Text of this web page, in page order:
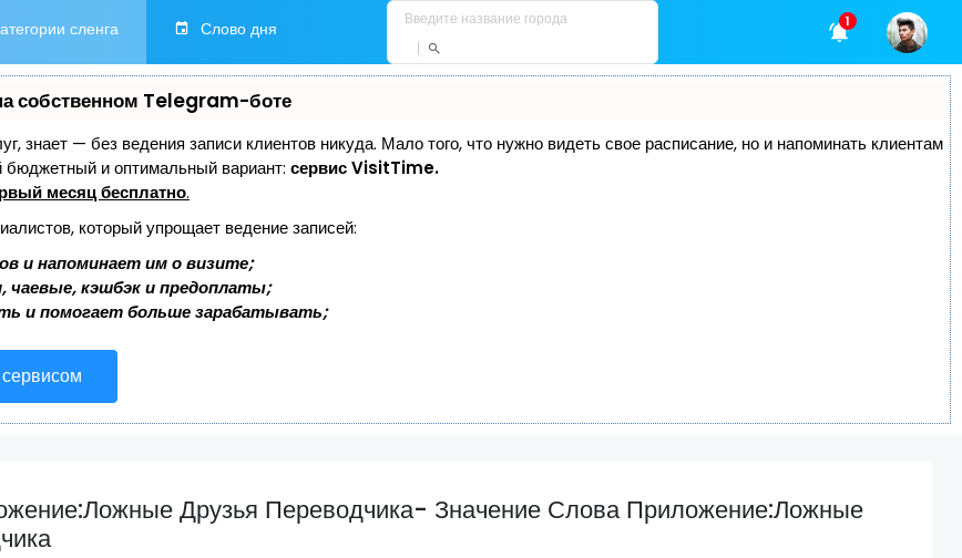
сленга Слово дня 1
собственном Telegram-боте
знает — без ведения записи клиентов никуда. Мало того, что нужно видеть свое расписание, но и напоминать клиентам
и оптимальный вариант: сервис VisitTime.
месяц бесплатно.
который упрощает ведение записей:
и напоминает им о визите;
чаевые, кэшбэк и предоплаты;
и помогает больше зарабатывать;
Друзья Переводчика- Значение Слова Приложение:Ложные